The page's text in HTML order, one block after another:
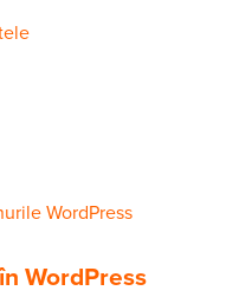
WordPress
WordPress